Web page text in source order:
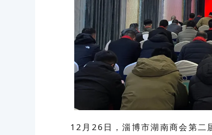
12月26日，淄博市湖南商会第二